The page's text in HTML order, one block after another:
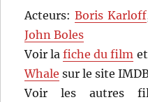
Acteurs:Boris Karloff
John Boles
Voir lafiche du film
Whale sur le site
Voir les autres